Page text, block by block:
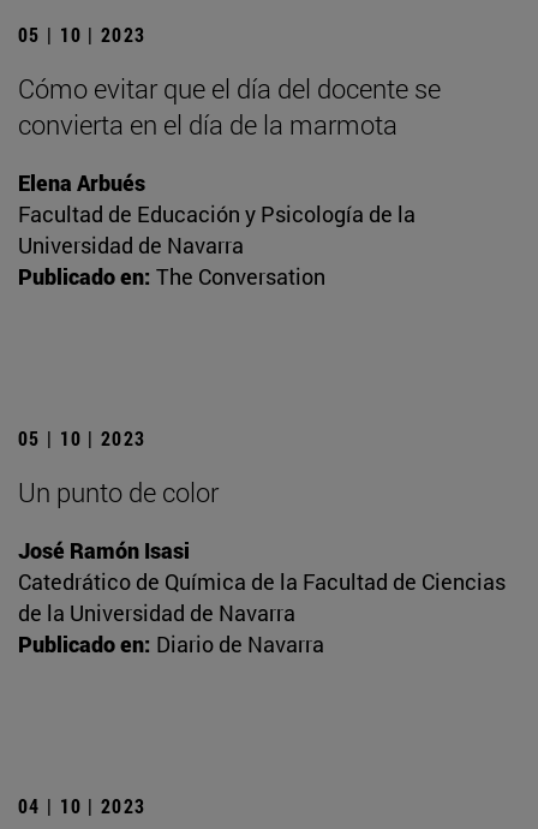
05 | 10 | 2023
Cómo evitar que el día del docente se
convierta en el día de la marmota
Elena Arbués
Facultad de Educación y Psicología de la
Universidad de Navarra
Publicado en: The Conversation
05 | 10 | 2023
Un punto de color
José Ramón Isasi
Catedrático de Química de la Facultad de Ciencias
de la Universidad de Navarra
Publicado en: Diario de Navarra
04 | 10 | 2023